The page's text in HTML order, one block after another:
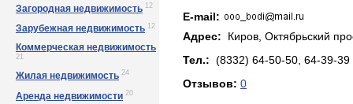
Загородная недвижимость 12
Зарубежная недвижимость 12
Коммерческая недвижимость
21
Жилая недвижимость 24
Аренда недвижимости 20
E-mail:
Адрес: Киров, Октябpьский
Тел.: (8332) 64-50-50, 64-39-39
Отзывов: 0